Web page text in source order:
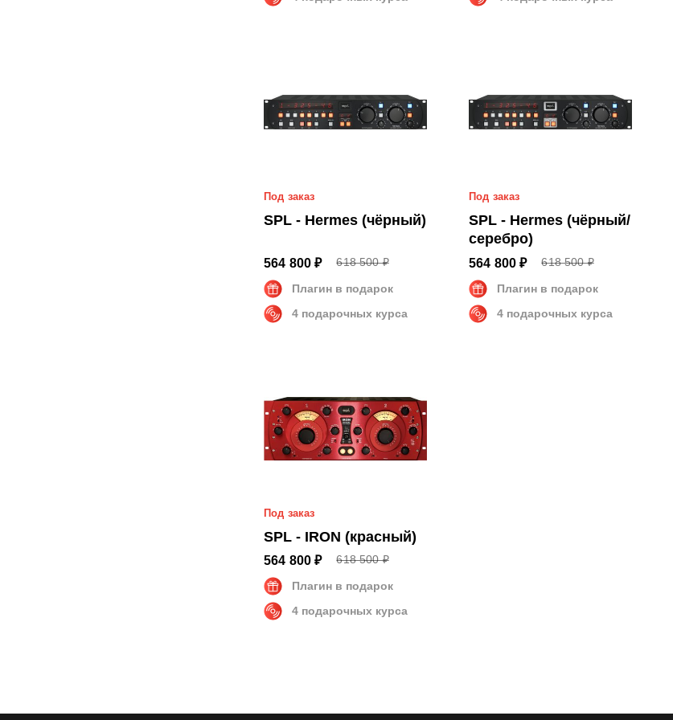
Под заказ
SPL - Hermes (чёрный)
564 800 ₽ 618 500 ₽
Плагин в подарок
4 подарочных курса
Под заказ
SPL - Hermes (чёрный/
серебро)
564 800 ₽ 618 500 ₽
Плагин в подарок
4 подарочных курса
Под заказ
SPL - IRON (красный)
564 800 ₽ 618 500 ₽
Плагин в подарок
4 подарочных курса